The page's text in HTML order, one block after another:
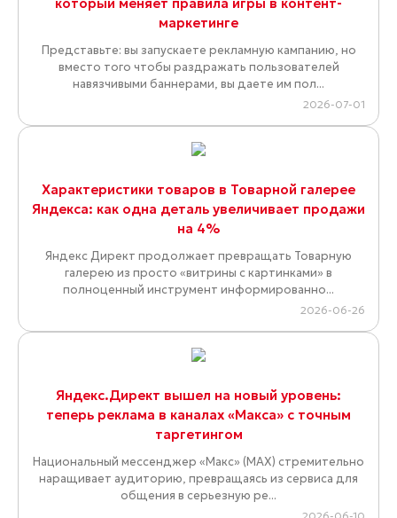
маркетинге
Представьте: вы запускаете рекламную кампанию, но
вместо того чтобы раздражать пользователей
навязчивыми баннерами, вы даете им пол...
2026-07-01
Характеристики товаров в Товарной галерее
Яндекса: как одна деталь увеличивает продажи
на 4%
Яндекс Директ продолжает превращать Товарную
галерею из просто «витрины с картинками» в
полноценный инструмент информированно...
2026-06-26
Яндекс.Директ вышел на новый уровень:
теперь реклама в каналах «Макса» с точным
таргетингом
Национальный мессенджер «Макс» (MAX) стремительно
наращивает аудиторию, превращаясь из сервиса для
общения в серьезную ре...